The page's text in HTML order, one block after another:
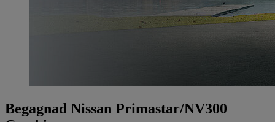
Begagnad Nissan Primastar/NV300